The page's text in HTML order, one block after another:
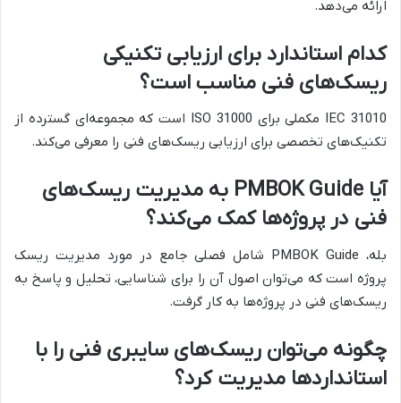
ارائه می‌دهد.
کدام استاندارد برای ارزیابی تکنیکی
ریسک‌های فنی مناسب است؟
IEC 31010 مکملی برای ISO 31000 است که مجموعه‌ای گسترده از
تکنیک‌های تخصصی برای ارزیابی ریسک‌های فنی را معرفی می‌کند.
آیا PMBOK Guide به مدیریت ریسک‌های
فنی در پروژه‌ها کمک می‌کند؟
بله، PMBOK Guide شامل فصلی جامع در مورد مدیریت ریسک
پروژه است که می‌توان اصول آن را برای شناسایی، تحلیل و پاسخ به
ریسک‌های فنی در پروژه‌ها به کار گرفت.
چگونه می‌توان ریسک‌های سایبری فنی را با
استانداردها مدیریت کرد؟